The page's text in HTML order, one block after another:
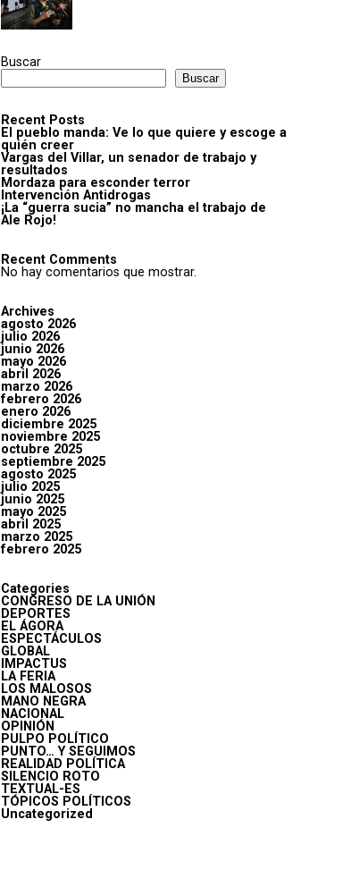
Buscar
Buscar
Recent Posts
El pueblo manda: Ve lo que quiere y escoge a
quién creer
Vargas del Villar, un senador de trabajo y
resultados
Mordaza para esconder terror
Intervención Antidrogas
¡La “guerra sucia” no mancha el trabajo de
Ale Rojo!
Recent Comments
No hay comentarios que mostrar.
Archives
agosto 2026
julio 2026
junio 2026
mayo 2026
abril 2026
marzo 2026
febrero 2026
enero 2026
diciembre 2025
noviembre 2025
octubre 2025
septiembre 2025
agosto 2025
julio 2025
junio 2025
mayo 2025
abril 2025
marzo 2025
febrero 2025
Categories
CONGRESO DE LA UNIÓN
DEPORTES
EL ÁGORA
ESPECTÁCULOS
GLOBAL
IMPACTUS
LA FERIA
LOS MALOSOS
MANO NEGRA
NACIONAL
OPINIÓN
PULPO POLÍTICO
PUNTO… Y SEGUIMOS
REALIDAD POLÍTICA
SILENCIO ROTO
TEXTUAL-ES
TÓPICOS POLÍTICOS
Uncategorized